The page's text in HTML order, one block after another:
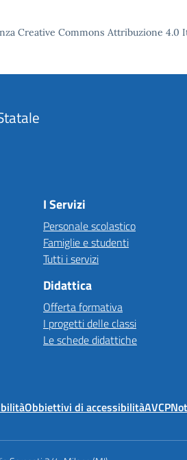
Creative Commons Attribuzione 4.0
I Servizi
Personale scolastico
Famiglie e studenti
Tutti i servizi
Didattica
Offerta formativa
I progetti delle classi
Le schede didattiche
Obbiettivi di accessibilitàAVCP